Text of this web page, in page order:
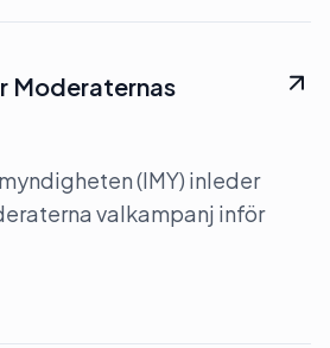
Moderaternas
(IMY) inleder
valkampanj inför